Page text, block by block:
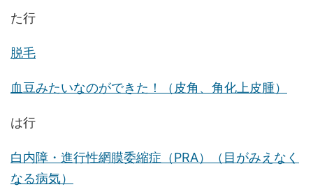
た行
脱毛
血豆みたいなのができた！（皮角、角化上皮腫）
は行
白内障・進行性網膜委縮症（PRA）（目がみえなく
なる病気）